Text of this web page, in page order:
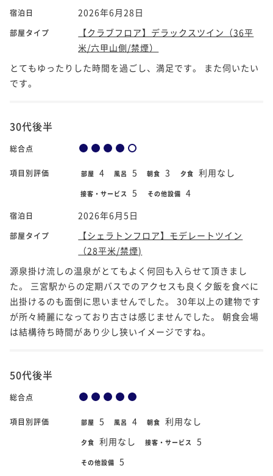
宿泊日 2026年6月28日
部屋タイプ
【クラブフロア】デラックスツイン（36平
米/六甲山側/禁煙）
とてもゆったりした時間を過ごし、満足です。 また伺いたい
です。
30代後半
総合点
項目別評価 部屋 4 風呂 5 朝食 3 夕食 利用なし
接客・サービス 5 その他設備 4
宿泊日 2026年6月5日
部屋タイプ
【シェラトンフロア】モデレートツイン
（28平米/禁煙)
源泉掛け流しの温泉がとてもよく何回も入らせて頂きまし
た。 三宮駅からの定期バスでのアクセスも良く夕飯を食べに
出掛けるのも面倒に思いませんでした。 30年以上の建物です
が所々綺麗になっており古さは感じませんでした。 朝食会場
は結構待ち時間があり少し狭いイメージですね。
50代後半
総合点
項目別評価 部屋 5 風呂 4 朝食 利用なし
夕食 利用なし 接客・サービス 5
その他設備 5